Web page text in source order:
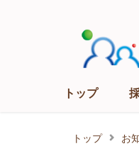
トップ
トップ お